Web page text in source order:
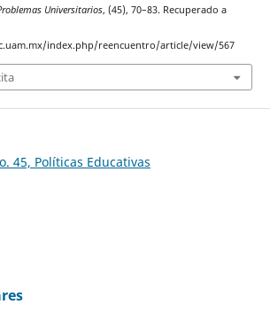
Universitarios, (45), 70–83. Recuperado a
index.php/reencuentro/article/view/567
45, Políticas Educativas